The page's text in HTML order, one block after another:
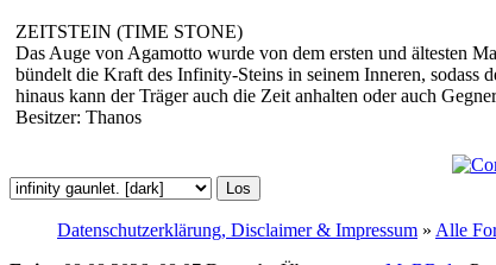
ZEITSTEIN (TIME STONE)
Das Auge von Agamotto wurde von dem ersten und ältesten
bündelt die Kraft des Infinity-Steins in seinem Inneren, sodass
hinaus kann der Träger auch die Zeit anhalten oder auch
Besitzer: Thanos
Datenschutzerklärung, Disclaimer & Impressum » Alle